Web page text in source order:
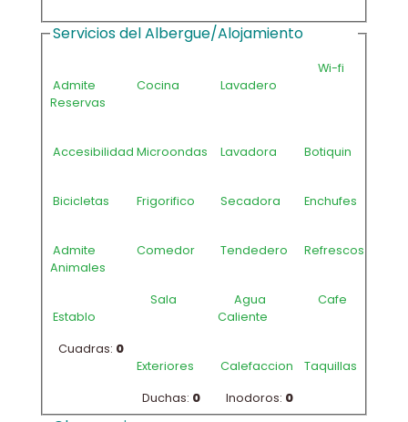
Servicios del Albergue/Alojamiento
Admite
Reservas
Cocina Lavadero
Wi-fi
Accesibilidad Microondas Lavadora Botiquin
Bicicletas Frigorifico Secadora Enchufes
Admite
Animales
Comedor Tendedero Refrescos
Establo
Sala
Agua
Caliente
Cafe
Cuadras: 0
Exteriores
Calefaccion Taquillas
Duchas: 0 Inodoros: 0